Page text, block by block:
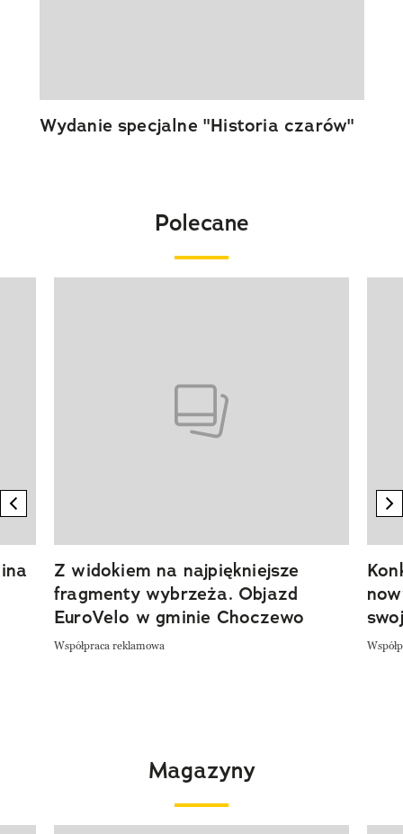
Wydanie specjalne "Historia czarów"
Polecane
previous element
Z widokiem na najpiękniejsze
fragmenty wybrzeża. Objazd
EuroVelo w gminie Choczewo
Współpraca reklamowa
Magazyny